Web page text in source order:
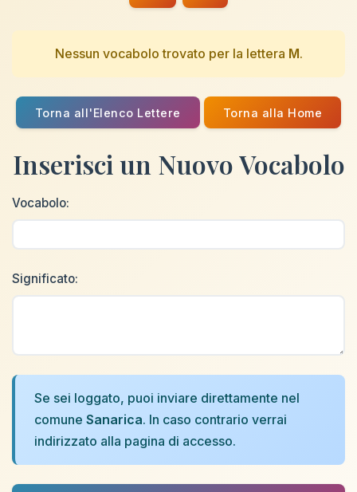
Nessun vocabolo trovato per la lettera M.
Torna all'Elenco Lettere Torna alla Home
Inserisci un Nuovo Vocabolo
Vocabolo:
Significato:
Se sei loggato, puoi inviare direttamente nel
comune Sanarica. In caso contrario verrai
indirizzato alla pagina di accesso.